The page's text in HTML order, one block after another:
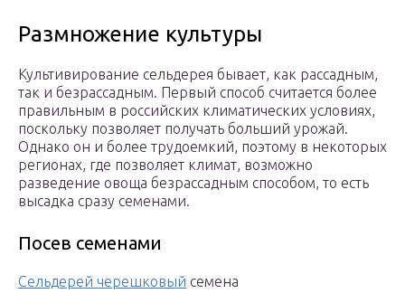
Размножение культуры
Культивирование сельдерея бывает, как рассадным,
так и безрассадным. Первый способ считается более
правильным в российских климатических условиях,
поскольку позволяет получать больший урожай.
Однако он и более трудоемкий, поэтому в некоторых
регионах, где позволяет климат, возможно
разведение овоща безрассадным способом, то есть
высадка сразу семенами.
Посев семенами
Сельдерей черешковый семена